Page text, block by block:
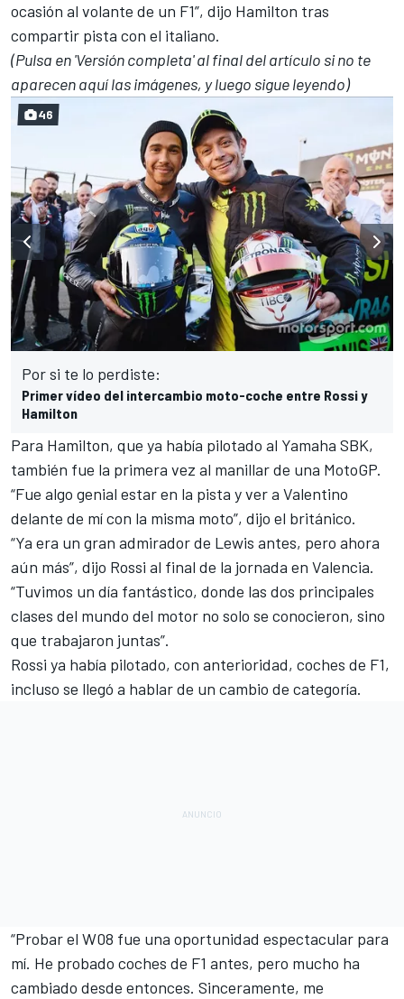
ocasión al volante de un F1”, dijo Hamilton tras
compartir pista con el italiano.
(Pulsa en 'Versión completa' al final del artículo si no te
aparecen aquí las imágenes, y luego sigue leyendo)
46
Por si te lo perdiste:
Primer vídeo del intercambio moto-coche entre Rossi y
Hamilton
Para Hamilton, que ya había pilotado al Yamaha SBK,
también fue la primera vez al manillar de una MotoGP.
“Fue algo genial estar en la pista y ver a Valentino
delante de mí con la misma moto”, dijo el británico.
“Ya era un gran admirador de Lewis antes, pero ahora
aún más”, dijo Rossi al final de la jornada en Valencia.
“Tuvimos un día fantástico, donde las dos principales
clases del mundo del motor no solo se conocieron, sino
que trabajaron juntas”.
Rossi ya había pilotado, con anterioridad, coches de F1,
incluso se llegó a hablar de un cambio de categoría.
“Probar el W08 fue una oportunidad espectacular para
mí. He probado coches de F1 antes, pero mucho ha
cambiado desde entonces. Sinceramente, me